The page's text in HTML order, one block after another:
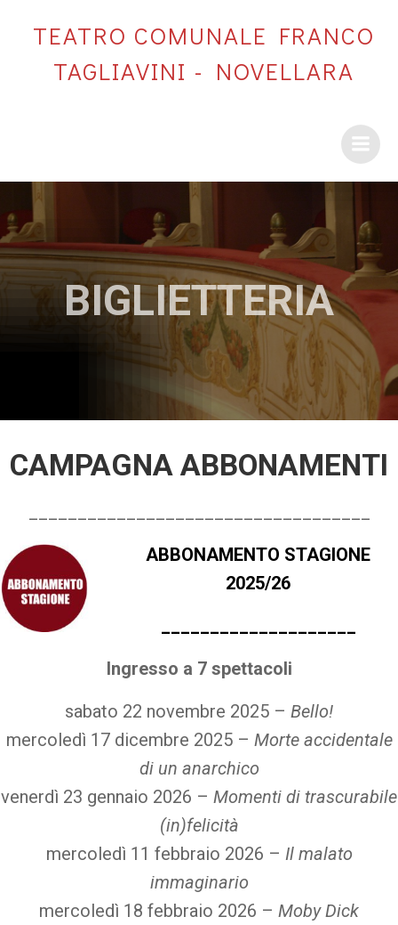
al
contenuto
TEATRO COMUNALE FRANCO
TAGLIAVINI - NOVELLARA
BIGLIETTERIA
CAMPAGNA ABBONAMENTI
ABBONAMENTO STAGIONE
2025/26
____________________
Ingresso a 7 spettacoli
sabato 22 novembre 2025 – Bello!
mercoledì 17 dicembre 2025 – Morte accidentale
di un anarchico
venerdì 23 gennaio 2026 – Momenti di trascurabile
(in)felicità
mercoledì 11 febbraio 2026 – Il malato
immaginario
mercoledì 18 febbraio 2026 – Moby Dick